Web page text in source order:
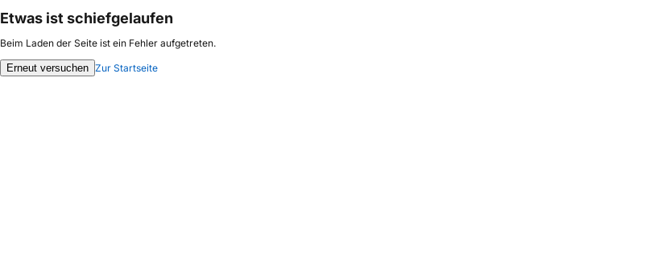
Etwas ist schiefgelaufen
Beim Laden der Seite ist ein Fehler aufgetreten.
Erneut versuchen Zur Startseite